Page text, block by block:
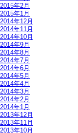
2015年2月
2015年1月
2014年12月
2014年11月
2014年10月
2014年9月
2014年8月
2014年7月
2014年6月
2014年5月
2014年4月
2014年3月
2014年2月
2014年1月
2013年12月
2013年11月
2013年10月